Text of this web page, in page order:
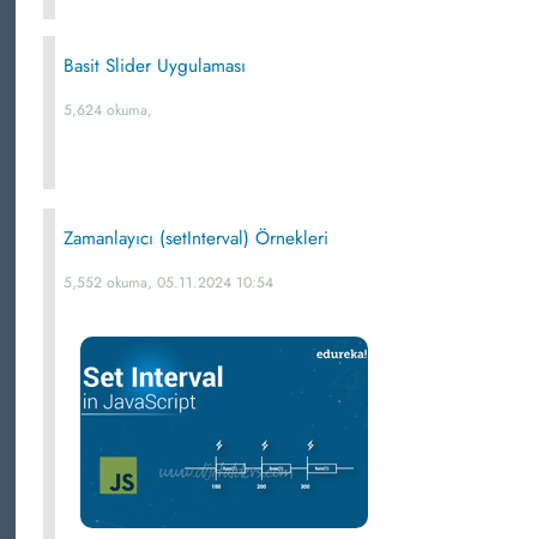
Basit Slider Uygulaması
5,624 okuma,
Zamanlayıcı (setInterval) Örnekleri
5,552 okuma, 05.11.2024 10:54